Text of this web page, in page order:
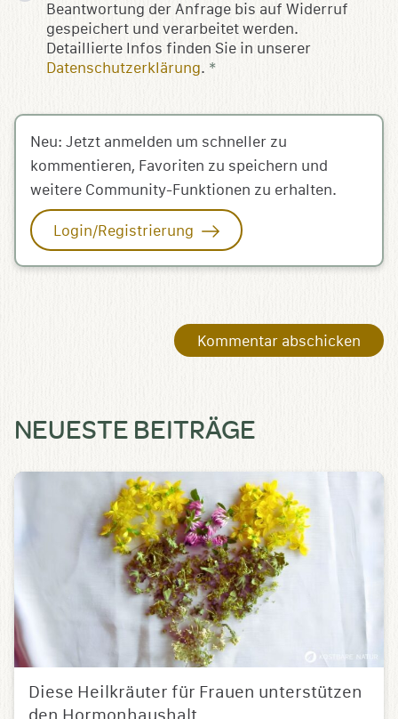
Beantwortung der Anfrage bis auf Widerruf
gespeichert und verarbeitet werden.
Detaillierte Infos finden Sie in unserer
Datenschutzerklärung. *
Neu: Jetzt anmelden um schneller zu
kommentieren, Favoriten zu speichern und
weitere Community-Funktionen zu erhalten.
Login/Registrierung
NEUESTE BEITRÄGE
Diese Heilkräuter für Frauen unterstützen